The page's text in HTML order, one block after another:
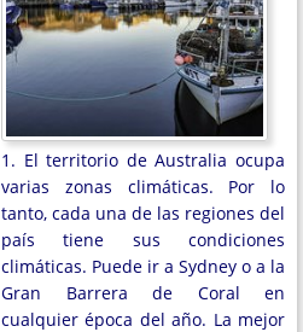
1. El territorio de Australia ocupa
varias zonas climáticas. Por lo
tanto, cada una de las regiones del
país tiene sus condiciones
climáticas. Puede ir a Sydney o a la
Gran Barrera de Coral en
cualquier época del año. La mejor